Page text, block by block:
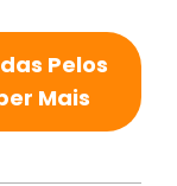
Pelos
Mais